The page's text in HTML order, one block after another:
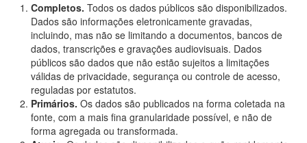
Completos. Todos os dados públicos são disponibilizados.
Dados são informações eletronicamente gravadas,
incluindo, mas não se limitando a documentos, bancos de
dados, transcrições e gravações audiovisuais. Dados
públicos são dados que não estão sujeitos a limitações
válidas de privacidade, segurança ou controle de acesso,
reguladas por estatutos.
Primários. Os dados são publicados na forma coletada na
fonte, com a mais fina granularidade possível, e não de
forma agregada ou transformada.